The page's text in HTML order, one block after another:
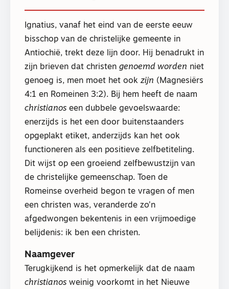
Ignatius, vanaf het eind van de eerste eeuw
bisschop van de christelijke gemeente in
Antiochië, trekt deze lijn door. Hij benadrukt in
zijn brieven dat christen genoemd worden niet
genoeg is, men moet het ook zijn (Magnesiërs
4:1 en Romeinen 3:2). Bij hem heeft de naam
christianos een dubbele gevoelswaarde:
enerzijds is het een door buitenstaanders
opgeplakt etiket, anderzijds kan het ook
functioneren als een positieve zelfbetiteling.
Dit wijst op een groeiend zelfbewustzijn van
de christelijke gemeenschap. Toen de
Romeinse overheid begon te vragen of men
een christen was, veranderde zo’n
afgedwongen bekentenis in een vrijmoedige
belijdenis: ik ben een christen.
Naamgever
Terugkijkend is het opmerkelijk dat de naam
christianos weinig voorkomt in het Nieuwe